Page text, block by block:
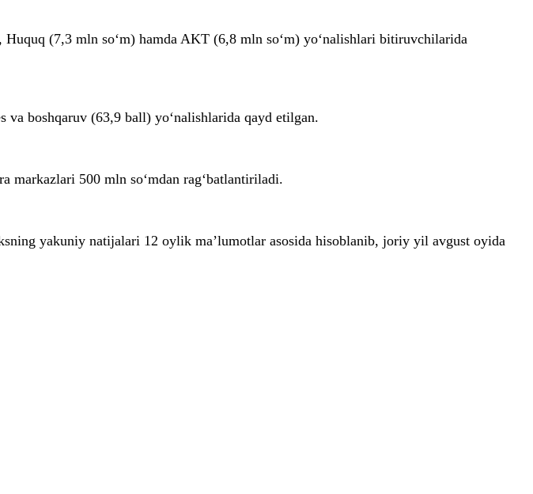
(7,3 mln so‘m) hamda AKT (6,8 mln so‘m) yo‘nalishlari bitiruvchilarida
boshqaruv (63,9 ball) yo‘nalishlarida qayd etilgan.
markazlari 500 mln so‘mdan rag‘batlantiriladi.
yakuniy natijalari 12 oylik ma’lumotlar asosida hisoblanib, joriy yil avgust oyida